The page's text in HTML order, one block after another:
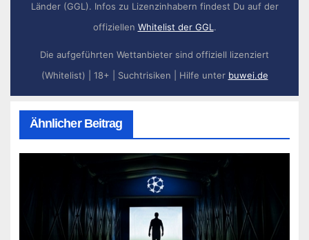
Länder (GGL). Infos zu Lizenzinhabern findest Du auf der
offiziellen Whitelist der GGL .
Die aufgeführten Wettanbieter sind offiziell lizenziert
(Whitelist) | 18+ | Suchtrisiken | Hilfe unter buwei.de
Ähnlicher Beitrag